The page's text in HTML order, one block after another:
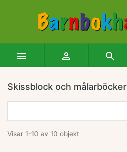
  
Skissblock och målarböcker
Visar 1-10 av 10 objekt